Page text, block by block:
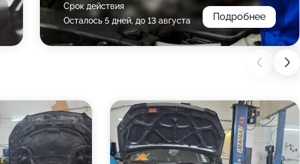
Срок действия
Осталось 5 дней, до 13 августа
Подробнее